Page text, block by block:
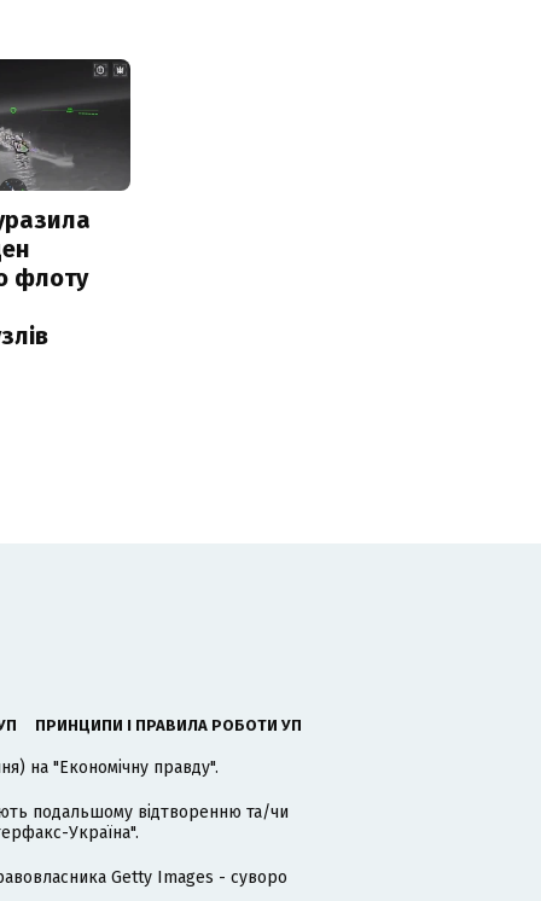
флоту
ПРИНЦИПИ І ПРАВИЛА РОБОТИ УП
на "Економічну правду".
подальшому відтворенню та/чи
Україна".
Getty Images - суворо